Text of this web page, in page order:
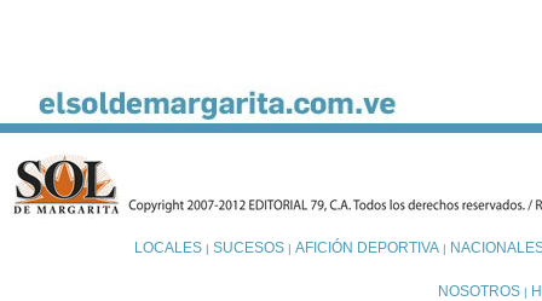
LOCALES| SUCESOS| AFICIÓN DEPORTIVA|
NOSOTROS |